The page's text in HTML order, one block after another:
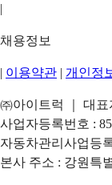
|
채용정보
| 이용약관 | 개인정
㈜아이트럭 ｜ 대
사업자등록번호 :
자동차관리사업등
본사 주소 : 강원특